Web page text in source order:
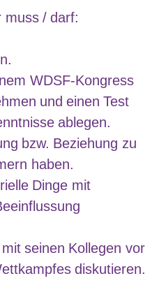
muss / darf:
WDSF-Kongress
und einen Test
ablegen.
bzw. Beziehung zu
haben.
Dinge mit
seinen Kollegen vor
diskutieren.